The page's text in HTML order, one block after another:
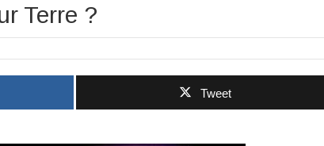
Terre ?
Tweet